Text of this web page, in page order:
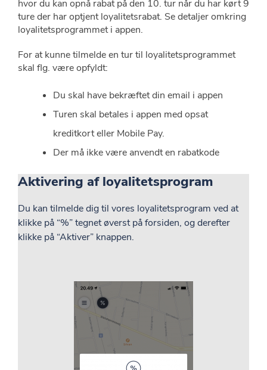
hvor du kan opnå rabat på den 10. tur når du har kørt 9
ture der har optjent loyalitetsrabat. Se detaljer omkring
loyalitetsprogrammet i appen.
For at kunne tilmelde en tur til loyalitetsprogrammet
skal flg. være opfyldt:
Du skal have bekræftet din email i appen
Turen skal betales i appen med opsat
kreditkort eller Mobile Pay.
Der må ikke være anvendt en rabatkode
Aktivering af loyalitetsprogram
Du kan tilmelde dig til vores loyalitetsprogram ved at
klikke på “%” tegnet øverst på forsiden, og derefter
klikke på “Aktiver” knappen.